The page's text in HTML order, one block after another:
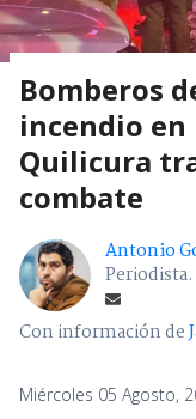
Bomberos
incendio
Quilicura
combate
Antonio
Con información de
Miércoles 05 Agosto,